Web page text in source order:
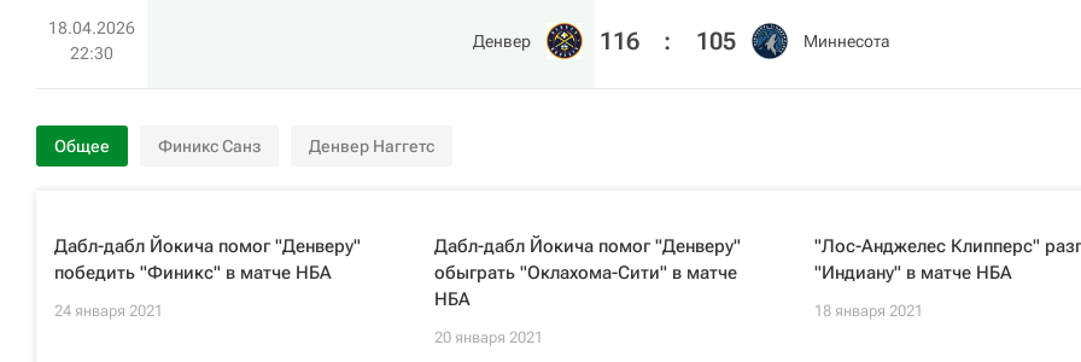
18.04.2026
22:30
Денвер 116 : 105 Миннесота
Общее Финикс Санз Денвер Наггетс
Дабл-дабл Йокича помог "Денверу"
победить "Финикс" в матче НБА
24 января 2021
Дабл-дабл Йокича помог "Денверу"
обыграть "Оклахома-Сити" в матче
НБА
20 января 2021
"Лос-Анджелес Клипперс"
"Индиану" в матче НБА
18 января 2021